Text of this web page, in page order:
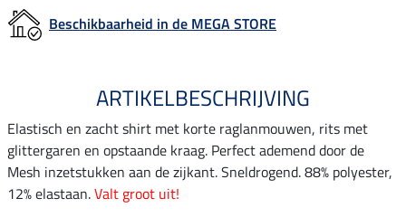
Beschikbaarheid in de MEGA STORE
ARTIKELBESCHRIJVING
Elastisch en zacht shirt met korte raglanmouwen, rits met
glittergaren en opstaande kraag. Perfect ademend door de
Mesh inzetstukken aan de zijkant. Sneldrogend. 88% polyester,
12% elastaan.Valt groot uit!